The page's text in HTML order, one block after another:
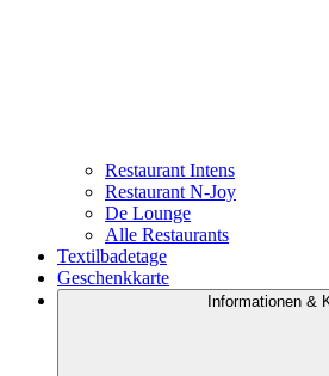
Restaurant Intens
Restaurant N-Joy
De Lounge
Alle Restaurants
Textilbadetage
Geschenkkarte
Informationen &